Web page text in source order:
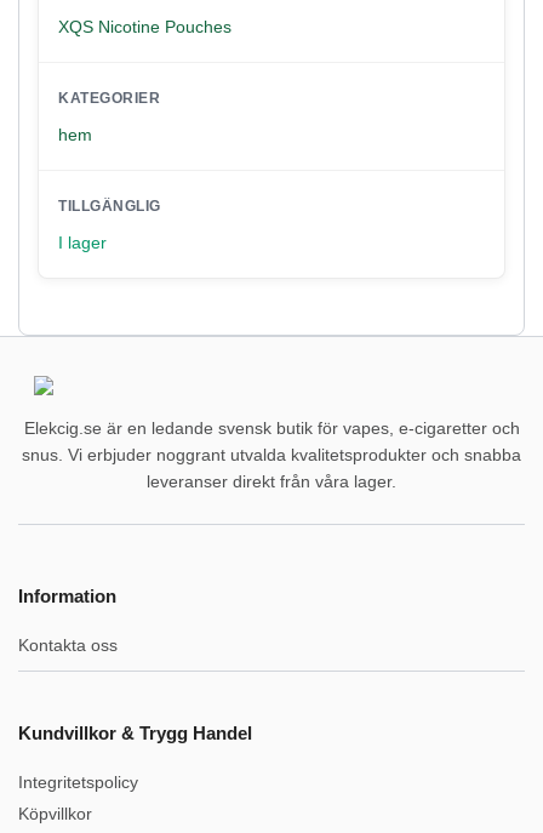
XQS Nicotine Pouches
KATEGORIER
hem
TILLGÄNGLIG
I lager
Elekcig.se är en ledande svensk butik för vapes, e-cigaretter och
snus. Vi erbjuder noggrant utvalda kvalitetsprodukter och snabba
leveranser direkt från våra lager.
Information
Kontakta oss
Kundvillkor & Trygg Handel
Integritetspolicy
Köpvillkor